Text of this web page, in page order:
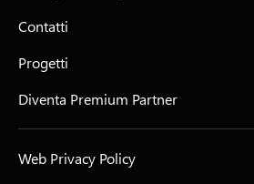
Contatti
Progetti
Diventa Premium Partner
Web Privacy Policy